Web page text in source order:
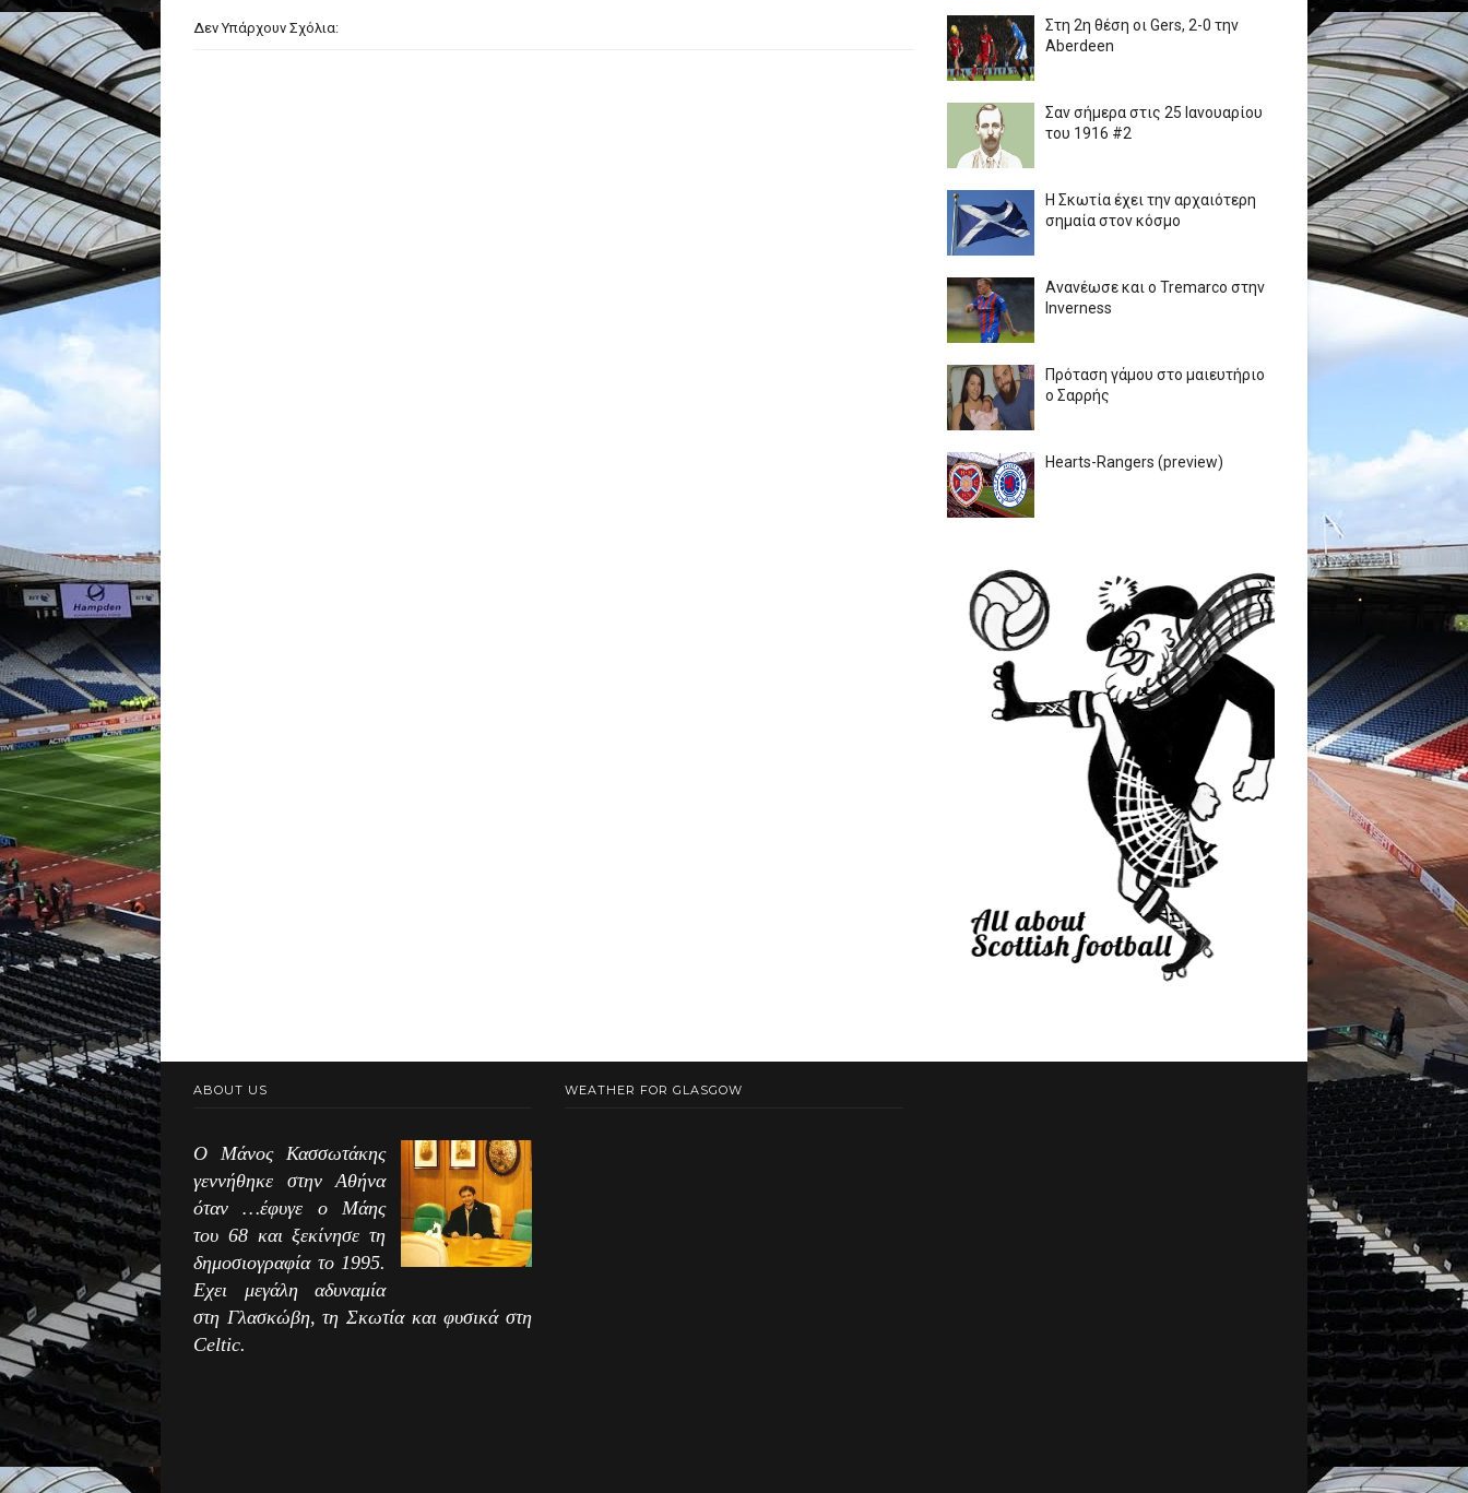
Δεν Υπάρχουν Σχόλια:
Στη 2η θέση οι Gers, 2-0 την
Aberdeen
Σαν σήμερα στις 25 Ιανουαρίου
του 1916 #2
Η Σκωτία έχει την αρχαιότερη
σημαία στον κόσμο
Ανανέωσε και ο Tremarco στην
Inverness
Πρόταση γάμου στο μαιευτήριο
ο Σαρρής
Hearts-Rangers (preview)
ABOUT US
Ο Μάνος Κασσωτάκης
γεννήθηκε στην Αθήνα
όταν …έφυγε ο Μάης
του 68 και ξεκίνησε τη
δημοσιογραφία το 1995.
Εχει μεγάλη αδυναμία
στη Γλασκώβη, τη Σκωτία και φυσικά στη
Celtic.
WEATHER FOR GLASGOW